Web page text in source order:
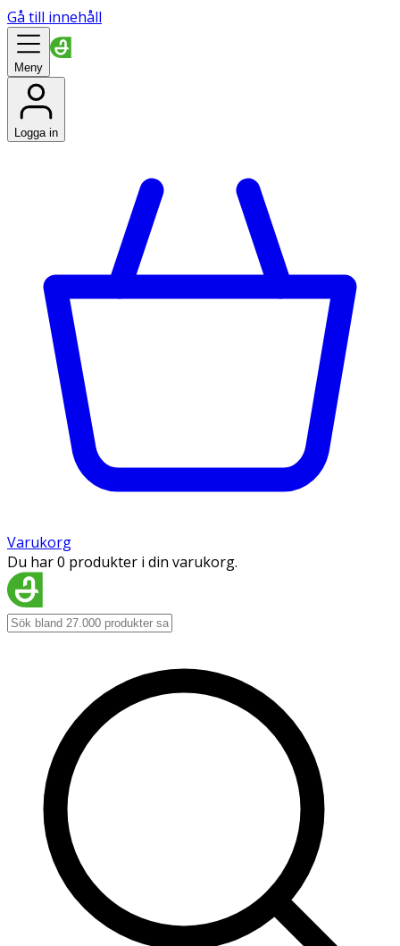
Gå till innehåll
Meny
Logga in
Varukorg
Du har 0 produkter i din varukorg.